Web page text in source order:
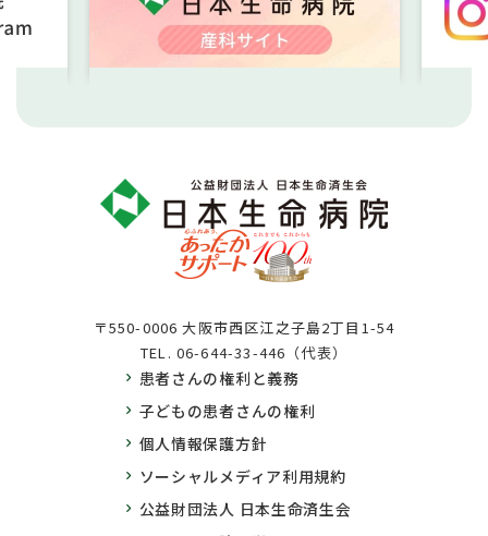
〒550-0006 大阪市西区江之子島2丁目1-54
TEL. 06-644-33-446（代表）
患者さんの権利と義務
子どもの患者さんの権利
個人情報保護方針
ソーシャルメディア利用規約
公益財団法人 日本生命済生会